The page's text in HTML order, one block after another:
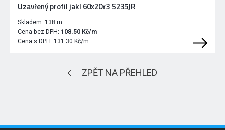
Uzavřený profil jakl 60x20x3 S235JR
Skladem: 138 m
Cena bez DPH: 108.50 Kč/m
Cena s DPH: 131.30 Kč/m
ZPĚT NA PŘEHLED